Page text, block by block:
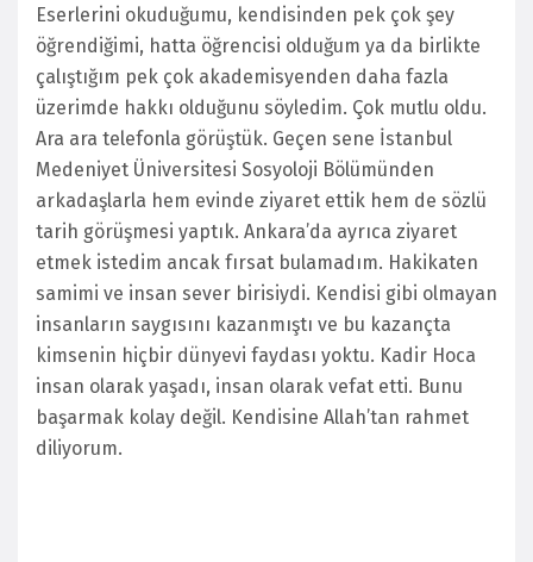
Eserlerini okuduğumu, kendisinden pek çok şey
öğrendiğimi, hatta öğrencisi olduğum ya da birlikte
çalıştığım pek çok akademisyenden daha fazla
üzerimde hakkı olduğunu söyledim. Çok mutlu oldu.
Ara ara telefonla görüştük. Geçen sene İstanbul
Medeniyet Üniversitesi Sosyoloji Bölümünden
arkadaşlarla hem evinde ziyaret ettik hem de sözlü
tarih görüşmesi yaptık. Ankara’da ayrıca ziyaret
etmek istedim ancak fırsat bulamadım. Hakikaten
samimi ve insan sever birisiydi. Kendisi gibi olmayan
insanların saygısını kazanmıştı ve bu kazançta
kimsenin hiçbir dünyevi faydası yoktu. Kadir Hoca
insan olarak yaşadı, insan olarak vefat etti. Bunu
başarmak kolay değil. Kendisine Allah’tan rahmet
diliyorum.